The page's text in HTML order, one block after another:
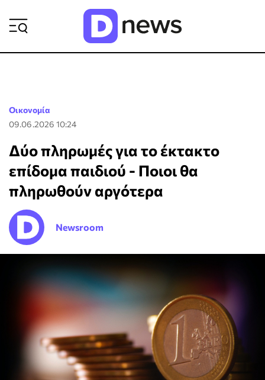
Οικονομία
09.06.2026 10:24
Δύο πληρωμές για το έκτακτο
επίδομα παιδιού - Ποιοι θα
πληρωθούν αργότερα
Newsroom